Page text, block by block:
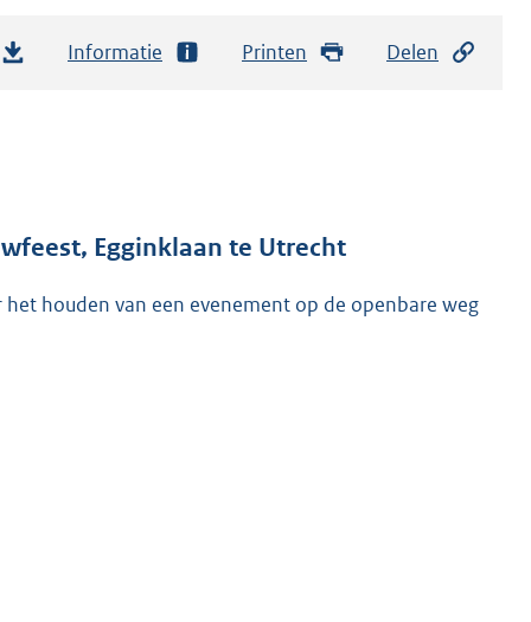
Informatie Printen Delen
Egginklaan te Utrecht
houden van een evenement op de openbare weg